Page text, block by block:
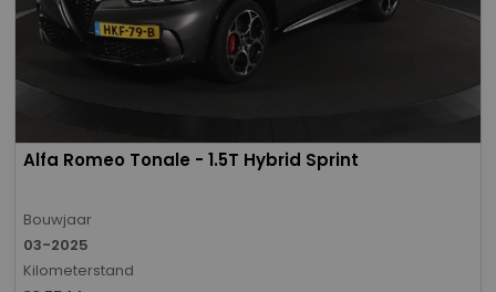
Alfa Romeo Tonale - 1.5T Hybrid Sprint
Bouwjaar
03-2025
Kilometerstand